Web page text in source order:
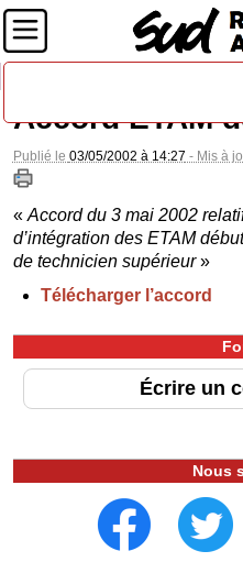
Accord ETAM
Publié le 03/05/2002 à 14:27 - Mis à
« Accord du 3 mai 2002
d’intégration des ETAM
de technicien supérieur»
Télécharger l’accord
Écrire un
Nous